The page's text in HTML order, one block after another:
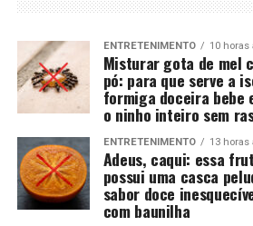
ENTRETENIMENTO 10 horas
Misturar gota de mel
pó: para que serve a
formiga doceira bebe
o ninho inteiro sem
ENTRETENIMENTO 13 horas
Adeus, caqui: essa
possui uma casca
sabor doce
com baunilha